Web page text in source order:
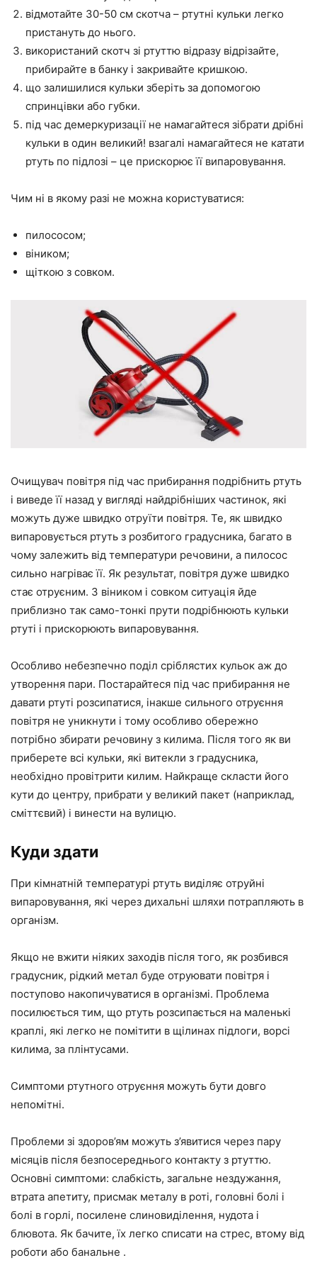
відмотайте 30-50 см скотча – ртутні кульки легко
пристануть до нього.
використаний скотч зі ртуттю відразу відрізайте,
прибирайте в банку і закривайте кришкою.
що залишилися кульки зберіть за допомогою
спринцівки або губки.
під час демеркуризації не намагайтеся зібрати дрібні
кульки в один великий! взагалі намагайтеся не катати
ртуть по підлозі – це прискорює її випаровування.
Чим ні в якому разі не можна користуватися:
пилососом;
віником;
щіткою з совком.
Очищувач повітря під час прибирання подрібнить ртуть
і виведе її назад у вигляді найдрібніших частинок, які
можуть дуже швидко отруїти повітря. Те, як швидко
випаровується ртуть з розбитого градусника, багато в
чому залежить від температури речовини, а пилосос
сильно нагріває її. Як результат, повітря дуже швидко
стає отруєним. З віником і совком ситуація йде
приблизно так само-тонкі прути подрібнюють кульки
ртуті і прискорюють випаровування.
Особливо небезпечно поділ сріблястих кульок аж до
утворення пари. Постарайтеся під час прибирання не
давати ртуті розсипатися, інакше сильного отруєння
повітря не уникнути і тому особливо обережно
потрібно збирати речовину з килима. Після того як ви
приберете всі кульки, які витекли з градусника,
необхідно провітрити килим. Найкраще скласти його
кути до центру, прибрати у великий пакет (наприклад,
сміттєвий) і винести на вулицю.
Куди здати
При кімнатній температурі ртуть виділяє отруйні
випаровування, які через дихальні шляхи потрапляють в
організм.
Якщо не вжити ніяких заходів після того, як розбився
градусник, рідкий метал буде отруювати повітря і
поступово накопичуватися в організмі. Проблема
посилюється тим, що ртуть розсипається на маленькі
краплі, які легко не помітити в щілинах підлоги, ворсі
килима, за плінтусами.
Симптоми ртутного отруєння можуть бути довго
непомітні.
Проблеми зі здоров’ям можуть з’явитися через пару
місяців після безпосереднього контакту з ртуттю.
Основні симптоми: слабкість, загальне нездужання,
втрата апетиту, присмак металу в роті, головні болі і
болі в горлі, посилене слиновиділення, нудота і
блювота. Як бачите, їх легко списати на стрес, втому від
роботи або банальне .